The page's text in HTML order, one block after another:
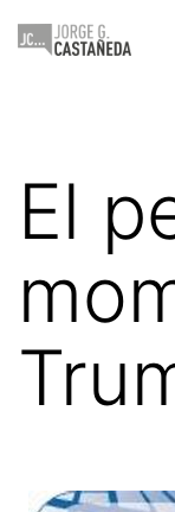
Saltar
Jorge
El